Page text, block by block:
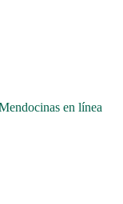
en línea